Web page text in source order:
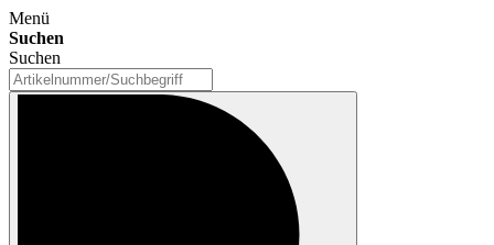
Menü
Suchen
Suchen